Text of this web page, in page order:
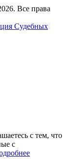
Все права
Судебных
с тем, что
с